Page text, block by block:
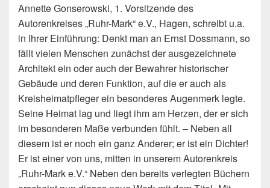
Annette Gonserowski, 1. Vorsitzende des
Autorenkreises „Ruhr-Mark“ e.V., Hagen, schreibt u.a.
in Ihrer Einführung: Denkt man an Ernst Dossmann, so
fällt vielen Menschen zunächst der ausgezeichnete
Architekt ein oder auch der Bewahrer historischer
Gebäude und deren Funktion, auf die er auch als
Kreisheimatpfleger ein besonderes Augenmerk legte.
Seine Heimat lag und liegt ihm am Herzen, der er sich
im besonderen Maße verbunden fühlt. – Neben all
diesem ist er noch ein ganz Anderer; er ist ein Dichter!
Er ist einer von uns, mitten in unserem Autorenkreis
„Ruhr-Mark e.V.“ Neben den bereits verlegten Büchern